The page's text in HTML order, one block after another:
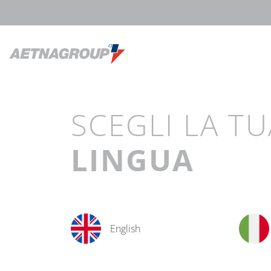
SCEGLI LA
LINGUA
English